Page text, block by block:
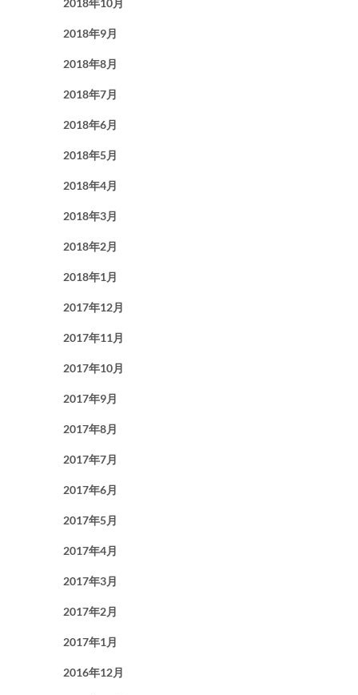
2018年10月
2018年9月
2018年8月
2018年7月
2018年6月
2018年5月
2018年4月
2018年3月
2018年2月
2018年1月
2017年12月
2017年11月
2017年10月
2017年9月
2017年8月
2017年7月
2017年6月
2017年5月
2017年4月
2017年3月
2017年2月
2017年1月
2016年12月